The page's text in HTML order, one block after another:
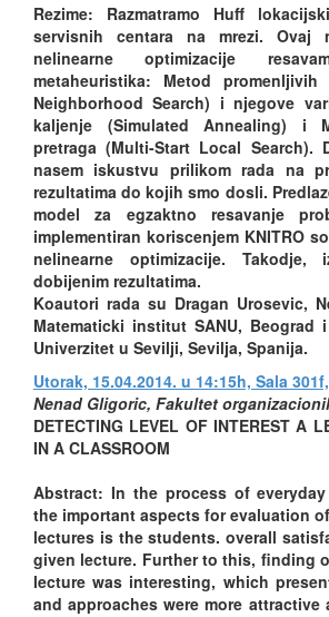
Rezime: Razmatramo Huff
servisnih centara na mrezi. Ovaj
nelinearne optimizacije
metaheuristika: Metod promenljivih
Neighborhood Search) i njegove
kaljenje (Simulated Annealing) i
pretraga (Multi-Start Local Search).
nasem iskustvu prilikom rada na
rezultatima do kojih smo dosli.
model za egzaktno resavanje
implementiran koriscenjem KNITRO
nelinearne optimizacije. Takodje,
dobijenim rezultatima.
Koautori rada su Dragan Urosevic,
Matematicki institut SANU, Beograd
Univerzitet u Sevilji, Sevilja, Spanija.
Utorak, 15.04.2014. u 14:15h, Sala
Nenad Gligoric, Fakultet
DETECTING LEVEL OF INTEREST A
IN A CLASSROOM
Abstract: In the process of
the important aspects for evaluation
lectures is the students. overall
given lecture. Further to this, finding
lecture was interesting, which
and approaches were more attractive